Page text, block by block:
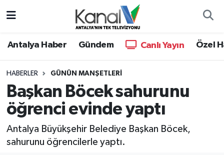
Antalya Haber Gündem Canlı Yayın Özel
HABERLER GÜNÜN MANŞETLERI
Başkan Böcek sahurunu
öğrenci evinde yaptı
Antalya Büyükşehir Belediye Başkan Böcek,
sahurunu öğrencilerle yaptı.
Antalya Haber
Dünya
Eğitim
Ekonomi
Hava Durumu
Trafik Durumu
Süper Lig Puan Durumu ve Fikstür
Tüm Manşetler